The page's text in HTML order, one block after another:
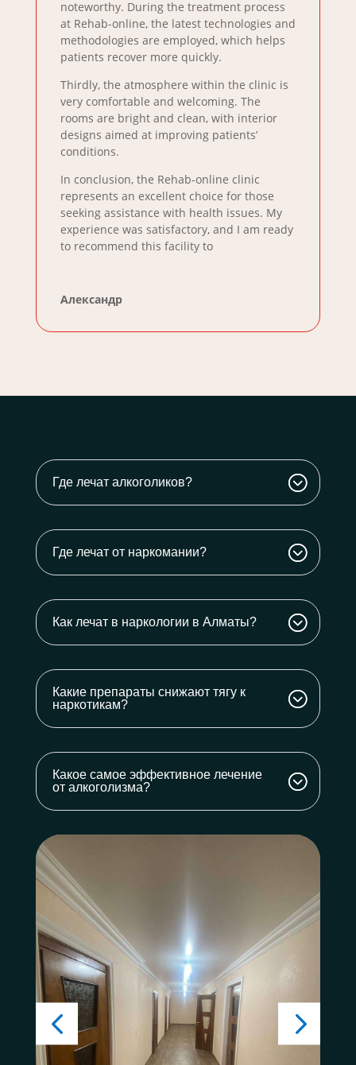
noteworthy. During the treatment process
at Rehab-online, the latest technologies and
methodologies are employed, which helps
patients recover more quickly.
Thirdly, the atmosphere within the clinic is
very comfortable and welcoming. The
rooms are bright and clean, with interior
designs aimed at improving patients’
conditions.
In conclusion, the Rehab-online clinic
represents an excellent choice for those
seeking assistance with health issues. My
experience was satisfactory, and I am ready
to recommend this facility to
Александр
Где лечат алкоголиков?
Где лечат от наркомании?
Как лечат в наркологии в Алматы?
Какие препараты снижают тягу к
наркотикам?
Какое самое эффективное лечение
от алкоголизма?